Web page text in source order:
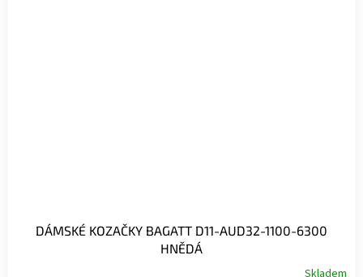
DÁMSKÉ KOZAČKY BAGATT D11-AUD32-1100-6300
HNĚDÁ
Skladem